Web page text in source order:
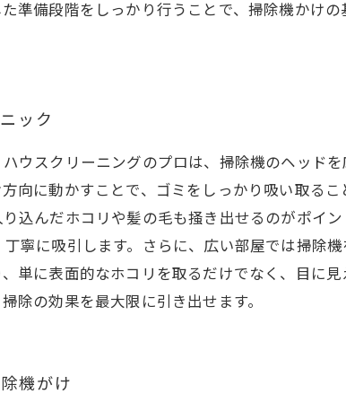
準備段階をしっかり行うことで、掃除機かけ
ック
ウスクリーニングのプロは、掃除機のヘッド
向に動かすことで、ゴミをしっかり吸い取るこ
込んだホコリや髪の毛も掻き出せるのがポイ
寧に吸引します。さらに、広い部屋では掃除
単に表面的なホコリを取るだけでなく、目に
除の効果を最大限に引き出せます。
機がけ